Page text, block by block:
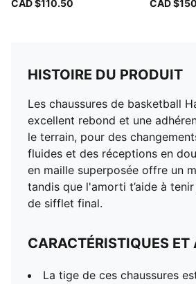
CAD $110.50 CAD
HISTOIRE DU PRODUIT
Les chaussures de basketball
excellent rebond et une
le terrain, pour des
fluides et des réceptions en
en maille superposée offre un
tandis que l'amorti t’aide à
de sifflet final.
CARACTÉRISTIQUES ET
La tige de ces chaussures